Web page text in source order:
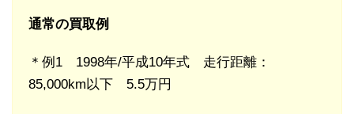
通常の買取例
＊例1 1998年/平成10年式 走行距離：
85,000km以下 5.5万円